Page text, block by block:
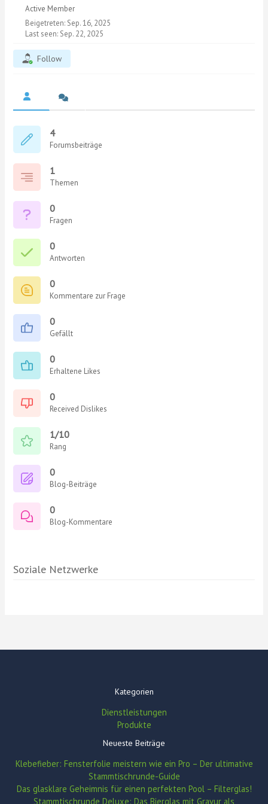
Active Member
Beigetreten: Sep. 16, 2025
Last seen: Sep. 22, 2025
Follow
4
Forumsbeiträge
1
Themen
0
Fragen
0
Antworten
0
Kommentare zur Frage
0
Gefällt
0
Erhaltene Likes
0
Received Dislikes
1/10
Rang
0
Blog-Beiträge
0
Blog-Kommentare
Soziale Netzwerke
Kategorien
Dienstleistungen
Produkte
Neueste Beiträge
Klebefieber: Fensterfolie meistern wie ein Pro – Der ultimative
Stammtischrunde-Guide
Das glasklare Geheimnis für einen perfekten Pool – Filterglas!
Stammtischrunde Deluxe: Das Bierglas mit Gravur als